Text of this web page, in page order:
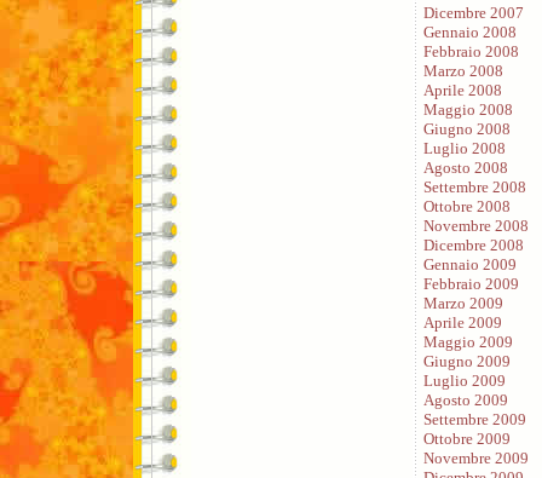
Dicembre 2007
Gennaio 2008
Febbraio 2008
Marzo 2008
Aprile 2008
Maggio 2008
Giugno 2008
Luglio 2008
Agosto 2008
Settembre 2008
Ottobre 2008
Novembre 2008
Dicembre 2008
Gennaio 2009
Febbraio 2009
Marzo 2009
Aprile 2009
Maggio 2009
Giugno 2009
Luglio 2009
Agosto 2009
Settembre 2009
Ottobre 2009
Novembre 2009